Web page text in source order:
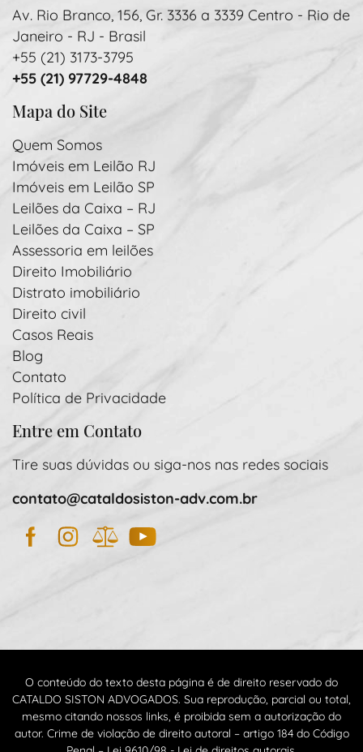
Av. Rio Branco, 156, Gr. 3336 a 3339 Centro - Rio de
Janeiro - RJ - Brasil
+55 (21) 3173-3795
+55 (21) 97729-4848
Mapa do Site
Quem Somos
Imóveis em Leilão RJ
Imóveis em Leilão SP
Leilões da Caixa – RJ
Leilões da Caixa – SP
Assessoria em leilões
Direito Imobiliário
Distrato imobiliário
Direito civil
Casos Reais
Blog
Contato
Política de Privacidade
Entre em Contato
Tire suas dúvidas ou siga-nos nas redes sociais
contato@cataldosiston-adv.com.br
Facebook
Instagram
JusBrasil
YouTube
O conteúdo do texto desta página é de direito reservado do
CATALDO SISTON ADVOGADOS. Sua reprodução, parcial ou total,
mesmo citando nossos links, é proibida sem a autorização do
autor. Crime de violação de direito autoral – artigo 184 do Código